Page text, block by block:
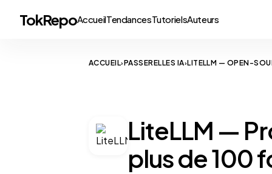
TokRepoAccueilTendancesTutorielsAuteurs
ACCUEIL›PASSERELLES IA›LITELLM — OPEN-
LiteLLM —
plus de 100